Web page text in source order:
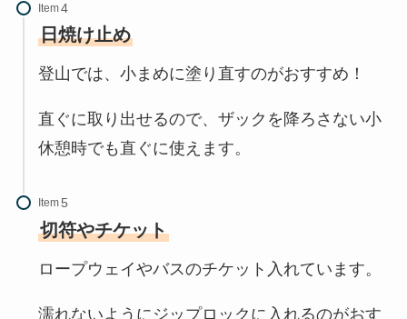
Item
日焼け止め
登山では、小まめに塗り直すのがおすすめ！
直ぐに取り出せるので、ザックを降ろさない小
休憩時でも直ぐに使えます。
Item
切符やチケット
ロープウェイやバスのチケット入れています。
濡れないようにジップロックに入れるのがおす